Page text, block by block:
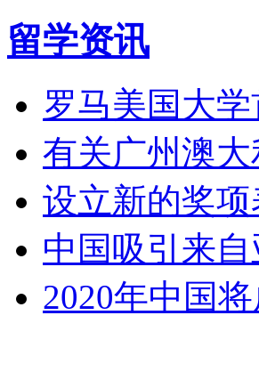
留学资讯
罗马美国大
有关广州澳
设立新的奖
中国吸引来
2020年中国